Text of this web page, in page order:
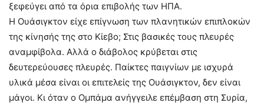
ξεφεύγει από τα όρια επιβολής των ΗΠΑ.
Η Ουάσιγκτον είχε επίγνωση των πλανητικών επιπλοκών
της κίνησής της στο Κίεβο; Στις βασικές τους πλευρές
αναμφίβολα. Αλλά ο διάβολος κρύβεται στις
δευτερεύουσες πλευρές. Παίκτες παιγνίων με ισχυρά
υλικά μέσα είναι οι επιτελείς της Ουάσιγκτον, δεν είναι
μάγοι. Κι όταν ο Ομπάμα ανήγγειλε επέμβαση στη Συρία,